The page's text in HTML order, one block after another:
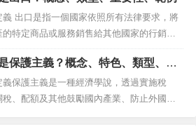
這些商品可以是製成品、原材料、機械、設
務，或任何其他從外部來源取得的物品。進
際貿易的重要組成部分，有助於市...
義 出口是指一個國家依照所有法律要求，將
的特定商品或服務銷售給其他國家的行銷過
口為原產國帶來巨大經濟利益，因為它們吸
資金，促進國家經濟，拓展國外市場，發展
業並創造更多就業機會，這些都為全國帶來
出...
保護主義？概念、特色、類型、優
點、範例
義保護主義是一種經濟學說，透過實施稅
稅、配額及其他鼓勵國內產業、防止外國商